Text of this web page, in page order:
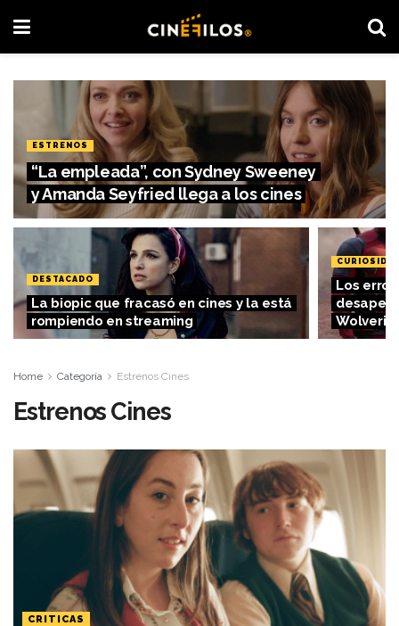
ESTRENOS
“La empleada”, con Sydney Sweeney
y Amanda Seyfried llega a los cines
DESTACADO
La biopic que fracasó en cines y la está
rompiendo en streaming
Los
Home Categoría Estrenos Cines
Estrenos Cines
CRITICAS